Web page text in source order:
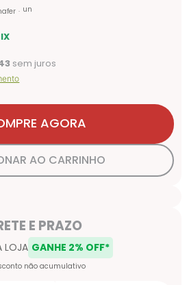
un
sem juros
AGORA
AO CARRINHO